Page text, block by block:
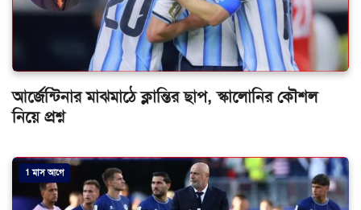
আর্জেন্টিনার মাঝমাঠে ক্লান্তির ছাপ, স্কালোনির কৌশল
নিয়ে প্রশ্ন
1 মাস আগে